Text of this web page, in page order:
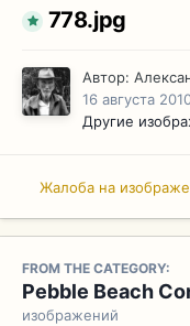
778.jpg
Автор:
16 августа
Другие
Жалоба на
FROM THE CATEGORY:
Pebble Beach
изображений